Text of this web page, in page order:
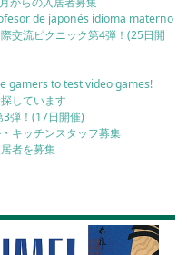
de japonés idioma materno
交流ピクニック第4弾！(25日開
gamers to test video games!
しています
3弾！(17日開催)
キッチンスタッフ募集
者を募集